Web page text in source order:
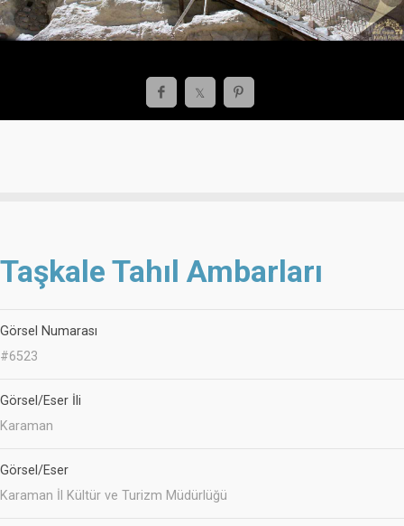
Taşkale Tahıl Ambarları
Görsel Numarası
#6523
Görsel/Eser İli
Karaman
Görsel/Eser
Karaman İl Kültür ve Turizm Müdürlüğü